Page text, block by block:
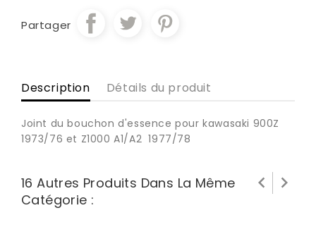
Partager
Description Détails du produit
Joint du bouchon d'essence pour kawasaki 900Z
1973/76 et Z1000 A1/A2 1977/78
16 Autres Produits Dans La Même
Catégorie :
 